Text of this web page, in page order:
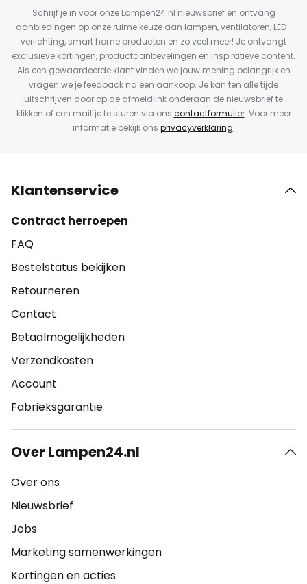
Schrijf je in voor onze Lampen24.nl nieuwsbrief en ontvang
aanbiedingen op onze ruime keuze aan lampen, ventilatoren, LED-
verlichting, smart home producten en zo veel meer! Je ontvangt
exclusieve kortingen, productaanbevelingen en inspiratieve content.
Als een gewaardeerde klant vinden we jouw mening belangrijk en
vragen we je feedback na een aankoop. Je kan ten alle tijde
uitschrijven door op de afmeldlink onderaan de nieuwsbrief te
klikken of een mailtje te sturen via ons contactformulier. Voor meer
informatie bekijk ons privacyverklaring.
Klantenservice
Contract herroepen
FAQ
Bestelstatus bekijken
Retourneren
Contact
Betaalmogelijkheden
Verzendkosten
Account
Fabrieksgarantie
Over Lampen24.nl
Over ons
Nieuwsbrief
Jobs
Marketing samenwerkingen
Kortingen en acties